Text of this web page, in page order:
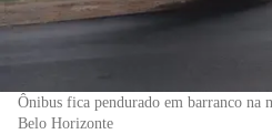
Ônibus fica pendurado em barranco
Belo Horizonte